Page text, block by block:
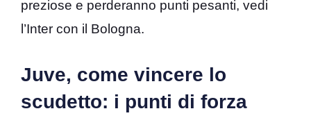
preziose e perderanno punti pesanti, vedi
l’Inter con il Bologna.
Juve, come vincere lo
scudetto: i punti di forza